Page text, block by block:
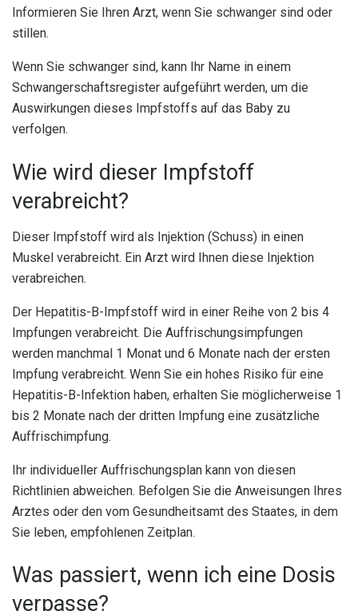
Informieren Sie Ihren Arzt, wenn Sie schwanger sind oder
stillen.
Wenn Sie schwanger sind, kann Ihr Name in einem
Schwangerschaftsregister aufgeführt werden, um die
Auswirkungen dieses Impfstoffs auf das Baby zu
verfolgen.
Wie wird dieser Impfstoff
verabreicht?
Dieser Impfstoff wird als Injektion (Schuss) in einen
Muskel verabreicht. Ein Arzt wird Ihnen diese Injektion
verabreichen.
Der Hepatitis-B-Impfstoff wird in einer Reihe von 2 bis 4
Impfungen verabreicht. Die Auffrischungsimpfungen
werden manchmal 1 Monat und 6 Monate nach der ersten
Impfung verabreicht. Wenn Sie ein hohes Risiko für eine
Hepatitis-B-Infektion haben, erhalten Sie möglicherweise 1
bis 2 Monate nach der dritten Impfung eine zusätzliche
Auffrischimpfung.
Ihr individueller Auffrischungsplan kann von diesen
Richtlinien abweichen. Befolgen Sie die Anweisungen Ihres
Arztes oder den vom Gesundheitsamt des Staates, in dem
Sie leben, empfohlenen Zeitplan.
Was passiert, wenn ich eine Dosis
verpasse?